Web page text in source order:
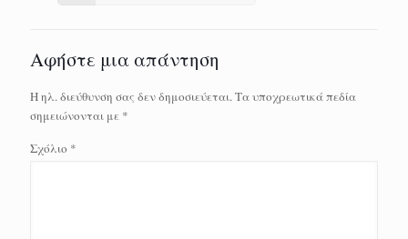
Αφήστε μια απάντηση
Η ηλ. διεύθυνση σας δεν δημοσιεύεται.Τα υποχρεωτικά πεδία
σημειώνονται με *
Σχόλιο *